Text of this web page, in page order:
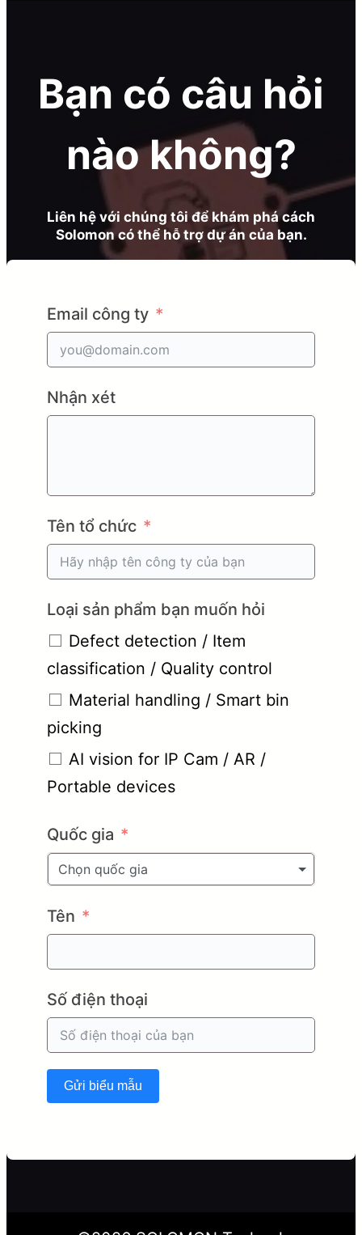
Bạn có câu hỏi
nào không?
Liên hệ với chúng tôi để khám phá cách
Solomon có thể hỗ trợ dự án của bạn.
Email công ty
Nhận xét
Tên tổ chức
Loại sản phẩm bạn muốn hỏi
Defect detection / Item
classification / Quality control
Material handling / Smart bin
picking
AI vision for IP Cam / AR /
Portable devices
Quốc gia
Chọn quốc gia
Tên
Số điện thoại
Gửi biểu mẫu